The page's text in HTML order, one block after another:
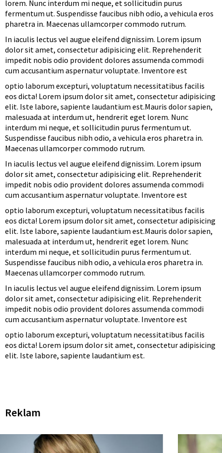
lorem. Nunc interdum mi neque, et sollicitudin purus
fermentum ut. Suspendisse faucibus nibh odio, a vehicula eros
pharetra in. Maecenas ullamcorper commodo rutrum.
In iaculis lectus vel augue eleifend dignissim. Lorem ipsum
dolor sit amet, consectetur adipisicing elit. Reprehenderit
impedit nobis odio provident dolores assumenda commodi
cum accusantium aspernatur voluptate. Inventore est
optio laborum excepturi, voluptatum necessitatibus facilis
eos dicta! Lorem ipsum dolor sit amet, consectetur adipisicing
elit. Iste labore, sapiente laudantium est.Mauris dolor sapien,
malesuada at interdum ut, hendrerit eget lorem. Nunc
interdum mi neque, et sollicitudin purus fermentum ut.
Suspendisse faucibus nibh odio, a vehicula eros pharetra in.
Maecenas ullamcorper commodo rutrum.
In iaculis lectus vel augue eleifend dignissim. Lorem ipsum
dolor sit amet, consectetur adipisicing elit. Reprehenderit
impedit nobis odio provident dolores assumenda commodi
cum accusantium aspernatur voluptate. Inventore est
optio laborum excepturi, voluptatum necessitatibus facilis
eos dicta! Lorem ipsum dolor sit amet, consectetur adipisicing
elit. Iste labore, sapiente laudantium est.Mauris dolor sapien,
malesuada at interdum ut, hendrerit eget lorem. Nunc
interdum mi neque, et sollicitudin purus fermentum ut.
Suspendisse faucibus nibh odio, a vehicula eros pharetra in.
Maecenas ullamcorper commodo rutrum.
In iaculis lectus vel augue eleifend dignissim. Lorem ipsum
dolor sit amet, consectetur adipisicing elit. Reprehenderit
impedit nobis odio provident dolores assumenda commodi
cum accusantium aspernatur voluptate. Inventore est
optio laborum excepturi, voluptatum necessitatibus facilis
eos dicta! Lorem ipsum dolor sit amet, consectetur adipisicing
elit. Iste labore, sapiente laudantium est.
Reklam